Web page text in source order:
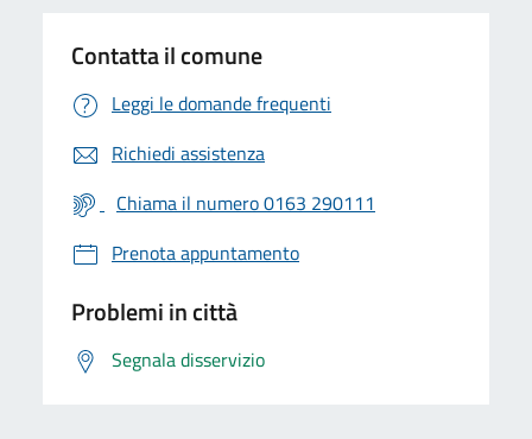
Contatta il comune
Leggi le domande frequenti
Richiedi assistenza
Chiama il numero 0163 290111
Prenota appuntamento
Problemi in città
Segnala disservizio